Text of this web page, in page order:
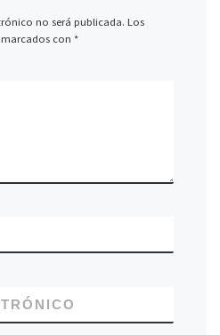
no será publicada. Los
con *